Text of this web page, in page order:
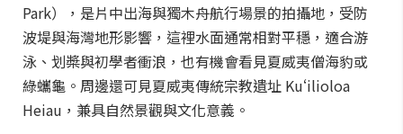
Park），是片中出海與獨木舟航行場景的拍攝地，受防
波堤與海灣地形影響，這裡水面通常相對平穩，適合游
泳、划槳與初學者衝浪，也有機會看見夏威夷僧海豹或
綠蠵龜。周邊還可見夏威夷傳統宗教遺址 Kuʻilioloa
Heiau，兼具自然景觀與文化意義。